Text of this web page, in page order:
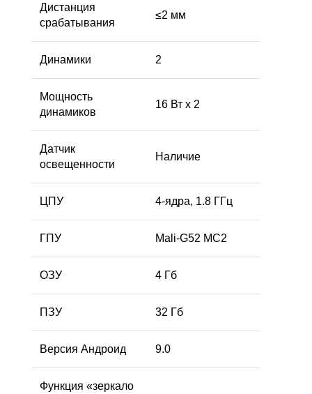
Дистанция
срабатывания
≤2 мм
Динамики 2
Мощность
динамиков
16 Вт x 2
Датчик
освещенности
Наличие
ЦПУ 4-ядра, 1.8 ГГц
ГПУ Mali-G52 MC2
ОЗУ 4 Гб
ПЗУ 32 Гб
Версия Андроид 9.0
Функция «зеркало